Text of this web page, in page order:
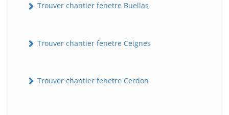
Trouver chantier fenetre Buellas
Trouver chantier fenetre Ceignes
Trouver chantier fenetre Cerdon